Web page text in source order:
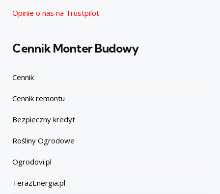
Opinie o nas na Trustpilot
Cennik Monter Budowy
Cennik
Cennik remontu
Bezpieczny kredyt
Rośliny Ogrodowe
Ogrodovi.pl
TerazEnergia.pl